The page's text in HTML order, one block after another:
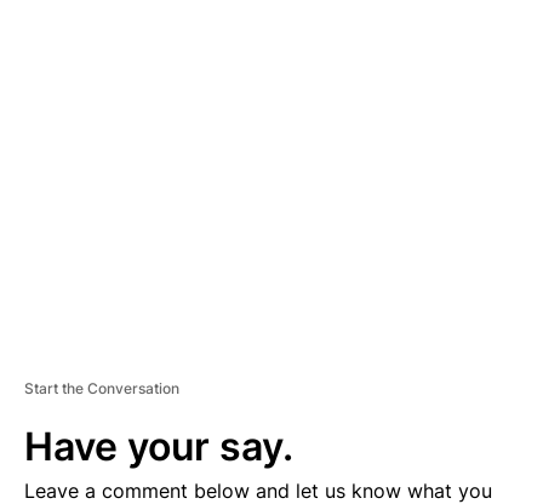
Start the Conversation
Have your say.
Leave a comment below and let us know what you